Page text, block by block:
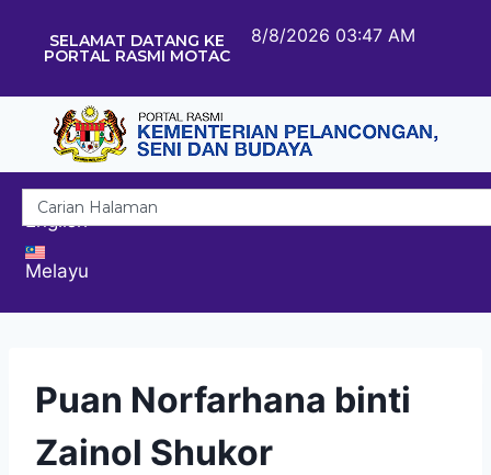
SELAMAT DATANG KE
PORTAL RASMI MOTAC
8/8/2026 03:47 AM
English
Melayu
Puan Norfarhana binti
Zainol Shukor